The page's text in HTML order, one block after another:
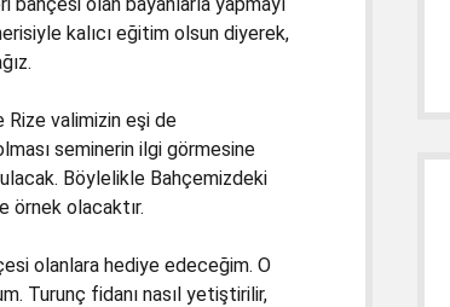
kalıcı eğitim olsun diyerek,
Rize valimizin eşi de
seminerin ilgi görmesine
Böylelikle Bahçemizdeki
örnek olacaktır.
olanlara hediye edeceğim. O
Turunç fidanı nasıl yetiştirilir,